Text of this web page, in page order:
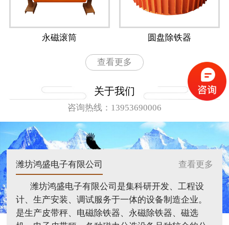
永磁滚筒 圆盘除铁器
查看更多
关于我们
咨询热线：13953690006
潍坊鸿盛电子有限公司 查看更多
潍坊鸿盛电子有限公司是集科研开发、工程设
计、生产安装、调试服务于一体的设备制造企业。
是生产皮带秤、电磁除铁器、永磁除铁器、磁选